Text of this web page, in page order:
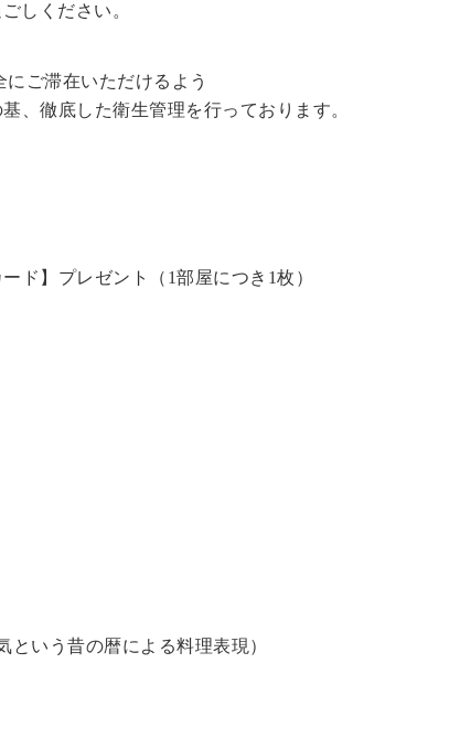
しください。
ご滞在いただけるよう
、徹底した衛生管理を行っております。
ド】プレゼント（1部屋につき1枚）
いう昔の暦による料理表現）